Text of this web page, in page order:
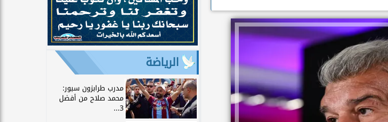
الرياضة
مدرب طرابزون سبور:
محمد صلاح من أفضل
3...